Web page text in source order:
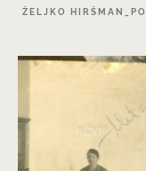
ŽELJKO
EXPLORE